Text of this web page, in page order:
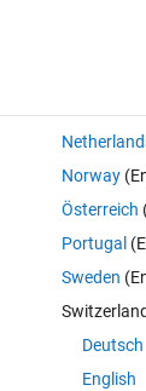
Norway
Österreich
Portugal
Sweden
Switzerland
Deutsch
English